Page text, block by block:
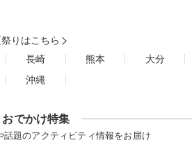
りはこちら
長崎 熊本
大分
沖縄
おでかけ特集
話題のアクティビティ情報をお届け